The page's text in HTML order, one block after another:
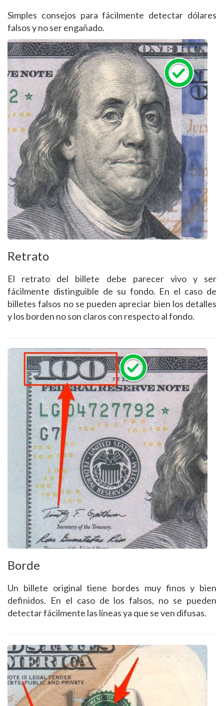
Simples consejos para fácilmente detectar dólares
falsos y no ser engañado.
Retrato
El retrato del billete debe parecer vivo y ser
fácilmente distinguible de su fondo. En el caso de
billetes falsos no se pueden apreciar bien los detalles
y los borden no son claros con respecto al fondo.
Borde
Un billete original tiene bordes muy finos y bien
definidos. En el caso de los falsos, no se pueden
detectar fácilmente las líneas ya que se ven difusas.